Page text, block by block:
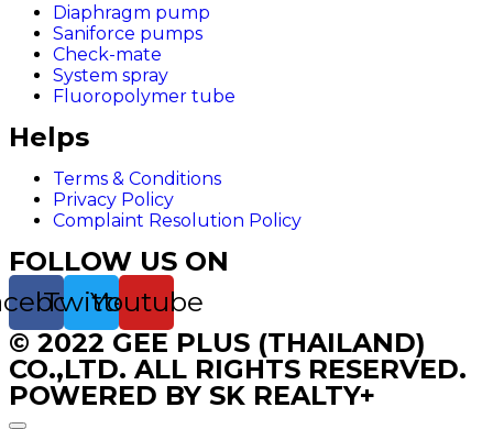
Diaphragm pump
Saniforce pumps
Check-mate
System spray
Fluoropolymer tube
Helps
Terms & Conditions
Privacy Policy
Complaint Resolution Policy
FOLLOW US ON
TwitterYoutube
© 2022 GEE PLUS (THAILAND)
CO.,LTD. ALL RIGHTS RESERVED.
POWERED BY SK REALTY+